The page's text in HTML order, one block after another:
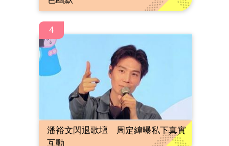
4
潘裕文閃退歌壇 周定緯曝私下真實
互動